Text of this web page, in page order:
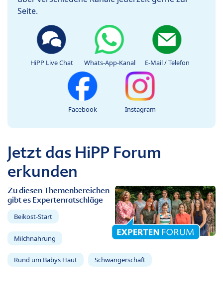
Seite.
HiPP Live Chat Whats-App-Kanal E-Mail / Telefon
Facebook Instagram
Jetzt das HiPP Forum
erkunden
Zu diesen Themenbereichen
gibt es Expertenratschläge
Beikost-Start
Milchnahrung
Rund um Babys Haut Schwangerschaft